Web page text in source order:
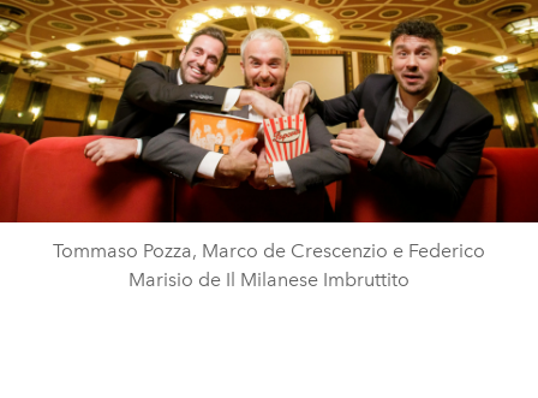
Tommaso Pozza, Marco de Crescenzio e Federico
Marisio de Il Milanese Imbruttito